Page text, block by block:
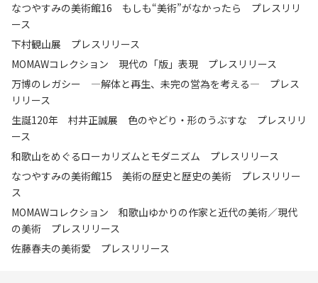
なつやすみの美術館16 もしも“美術”がなかったら プレスリリ
ース
下村観山展 プレスリリース
MOMAWコレクション 現代の「版」表現 プレスリリース
万博のレガシー ―解体と再生、未完の営為を考える― プレス
リリース
生誕120年 村井正誠展 色のやどり・形のうぶすな プレスリリ
ース
和歌山をめぐるローカリズムとモダニズム プレスリリース
なつやすみの美術館15 美術の歴史と歴史の美術 プレスリリー
ス
MOMAWコレクション 和歌山ゆかりの作家と近代の美術／現代
の美術 プレスリリース
佐藤春夫の美術愛 プレスリリース